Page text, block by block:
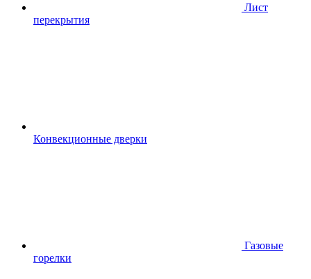
Лист
перекрытия
Конвекционные дверки
Газовые
горелки